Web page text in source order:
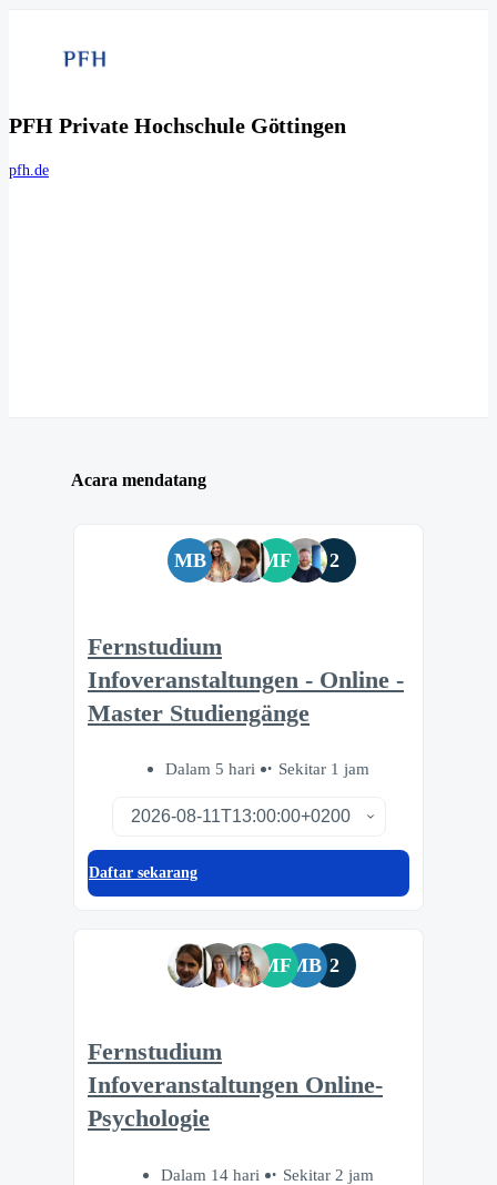
PFH Private Hochschule Göttingen
pfh.de
Acara mendatang
MB MF 2
Fernstudium
Infoveranstaltungen - Online -
Master Studiengänge
Dalam 5 hari Sekitar 1 jam
Daftar sekarang
MFMB 2
Fernstudium
Infoveranstaltungen Online-
Psychologie
Dalam 14 hari Sekitar 2 jam